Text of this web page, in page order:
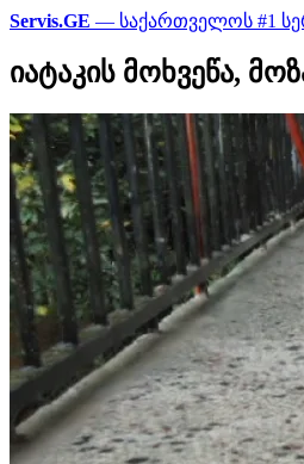
Servis.GE — საქართველოს #1
იატაკის მოხვეწა,